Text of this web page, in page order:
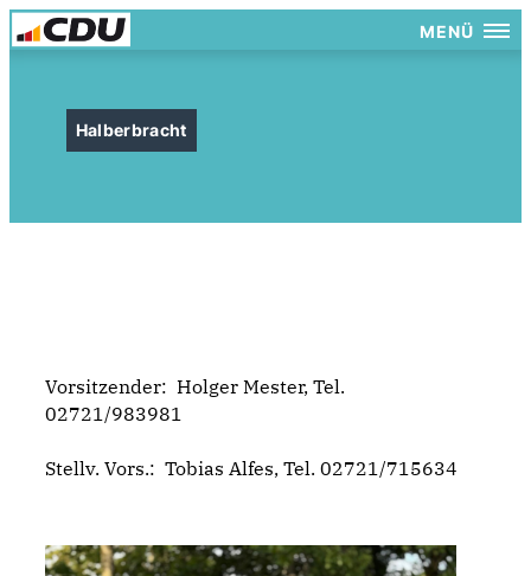
MENÜ
Halberbracht
Vorsitzender: Holger Mester, Tel.
02721/983981
Stellv. Vors.: Tobias Alfes, Tel. 02721/715634